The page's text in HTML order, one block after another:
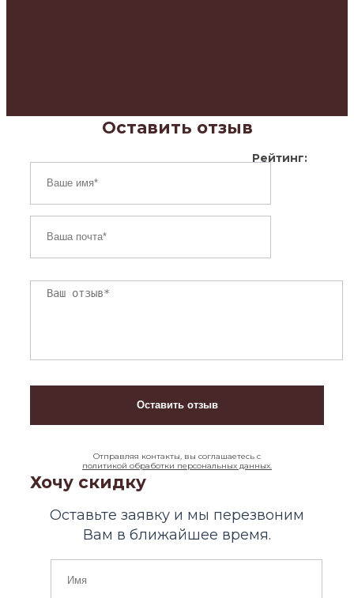
Оставить отзыв
Рейтинг:
Отправляя контакты, вы соглашаетесь с
политикой обработки персональных данных.
Хочу скидку
Оставьте заявку и мы перезвоним
Вам в ближайшее время.